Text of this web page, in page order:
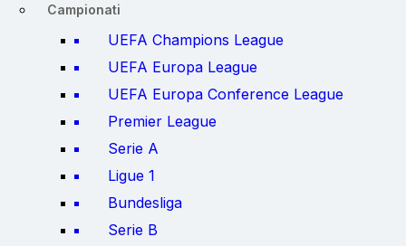
Campionati
UEFA Champions League
UEFA Europa League
UEFA Europa Conference League
Premier League
Serie A
Ligue 1
Bundesliga
Serie B